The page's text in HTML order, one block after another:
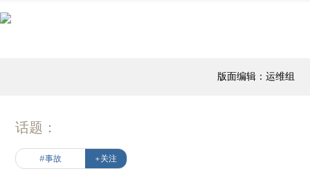
版面编辑：运维组
话题：
#事故 +关注